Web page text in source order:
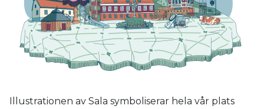
Illustrationen av Sala symboliserar hela vår plats